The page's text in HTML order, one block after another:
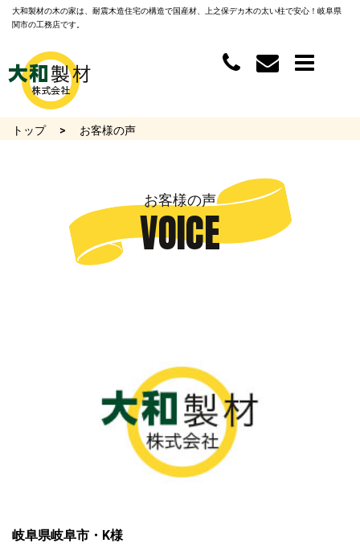
大和製材の木の家は、耐震木造住宅の構造で国産材、上之保デカ木の太い柱で安心！岐阜県
関市の工務店です。
トップ お客様の声
お客様の声
岐阜県岐阜市・K様